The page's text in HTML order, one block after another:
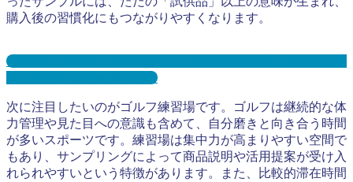
購入後の習慣化にもつながりやすくなります。
ジム・スポーツジム・フィットネスジムサンプリングとは？
メリット３選と事例を紹介
次に注目したいのがゴルフ練習場です。ゴルフは継続的な体
力管理や見た目への意識も含めて、自分磨きと向き合う時間
が多いスポーツです。練習場は集中力が高まりやすい空間で
もあり、サンプリングによって商品説明や活用提案が受け入
れられやすいという特徴があります。また、比較的滞在時間